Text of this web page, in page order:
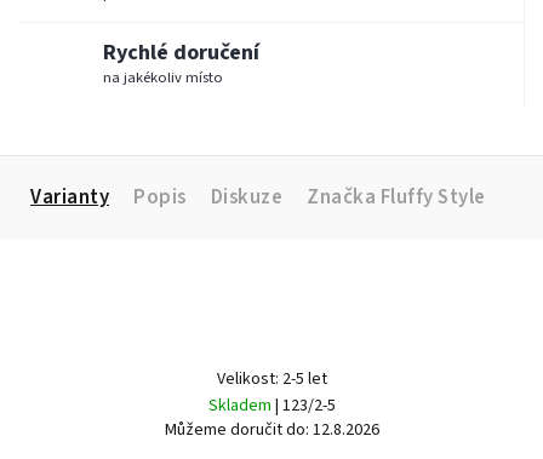
Rychlé doručení
na jakékoliv místo
Varianty Popis Diskuze Značka Fluffy Style
Velikost: 2-5 let
Skladem | 123/2-5
Můžeme doručit do: 12.8.2026